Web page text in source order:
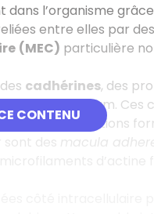
CONTENU
l’organisme
entre elles par des
(MEC) particulière
cadhérines, des
du calcium. Ces
des jonctions
des macula